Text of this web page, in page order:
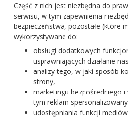
Erythromycinum Intravenosum TZF,
proszku do sporządzania roztworu
ze sprzedaży. Lek jest stosowany
bakteryjnych, które występują
Sprawdź, która seria nie spełnia
Artykuł rekomendowany
magister farmacji
Część z nich jest niezbędna do
serwisu, w tym zapewnienia
bezpieczeństwa, pozostałe (które
wykorzystywane do:
obsługi dodatkowych
usprawniających działanie
analizy tego, w jaki sposób
strony,
marketingu bezpośredniego
tym reklam
udostępniania funkcji